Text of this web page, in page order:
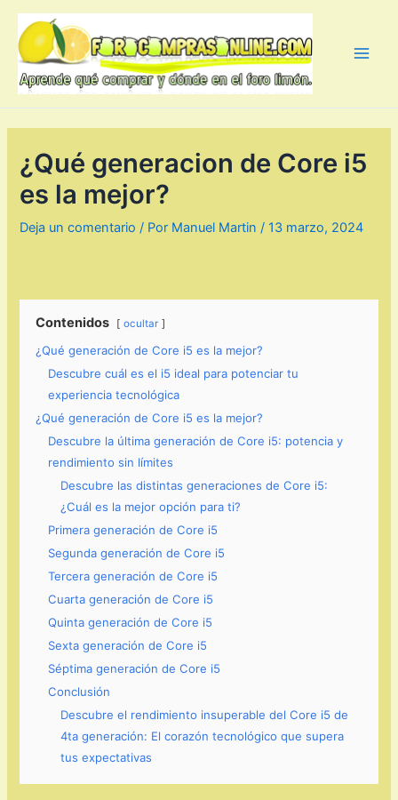
contenido
¿Qué generacion de Core i5
es la mejor?
Deja un comentario / Por Manuel Martin /13 marzo, 2024
Contenidos ocultar
¿Qué generación de Core i5 es la mejor?
Descubre cuál es el i5 ideal para potenciar tu
experiencia tecnológica
¿Qué generación de Core i5 es la mejor?
Descubre la última generación de Core i5: potencia y
rendimiento sin límites
Descubre las distintas generaciones de Core i5:
¿Cuál es la mejor opción para ti?
Primera generación de Core i5
Segunda generación de Core i5
Tercera generación de Core i5
Cuarta generación de Core i5
Quinta generación de Core i5
Sexta generación de Core i5
Séptima generación de Core i5
Conclusión
Descubre el rendimiento insuperable del Core i5 de
4ta generación: El corazón tecnológico que supera
tus expectativas